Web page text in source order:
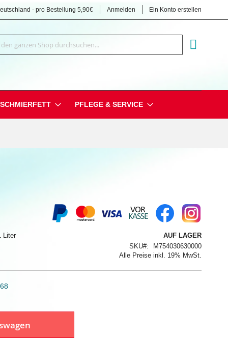
- pro Bestellung 5,90€ Anmelden Ein Konto erstellen
Suche
SCHMIERFETT PFLEGE & SERVICE
Liter
AUF LAGER
SKU
M754030630000
Alle Preise inkl. 19% MwSt.